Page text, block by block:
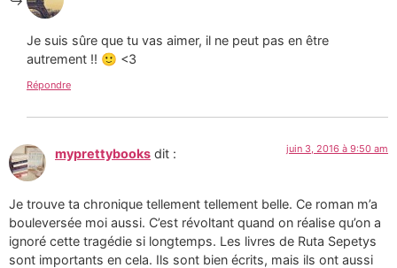
Je suis sûre que tu vas aimer, il ne peut pas en être
autrement !! 🙂 <3
Répondre
myprettybooks dit : juin 3, 2016 à 9:50 am
Je trouve ta chronique tellement tellement belle. Ce roman m’a
bouleversée moi aussi. C’est révoltant quand on réalise qu’on a
ignoré cette tragédie si longtemps. Les livres de Ruta Sepetys
sont importants en cela. Ils sont bien écrits, mais ils ont aussi